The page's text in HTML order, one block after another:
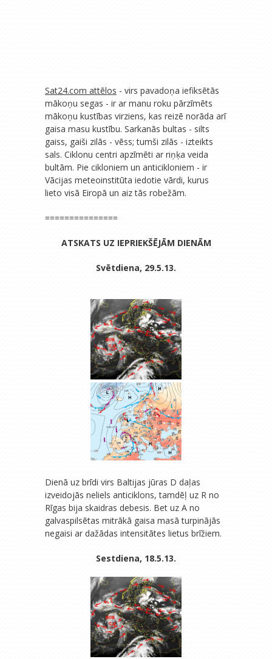
Sat24.com attēlos - virs pavadoņa iefiksētās
mākoņu segas - ir ar manu roku pārzīmēts
mākoņu kustības virziens, kas reizē norāda arī
gaisa masu kustību. Sarkanās bultas - silts
gaiss, gaiši zilās - vēss; tumši zilās - izteikts
sals. Ciklonu centri apzīmēti ar riņķa veida
bultām. Pie cikloniem un anticikloniem - ir
Vācijas meteoinstitūta iedotie vārdi, kurus
lieto visā Eiropā un aiz tās robežām.
===============
ATSKATS UZ IEPRIEKŠĒJĀM DIENĀM
Svētdiena, 29.5.13.
Dienā uz brīdi virs Baltijas jūras D daļas
izveidojās neliels anticiklons, tamdēļ uz R no
Rīgas bija skaidras debesis. Bet uz A no
galvaspilsētas mitrākā gaisa masā turpinājās
negaisi ar dažādas intensitātes lietus brīžiem.
Sestdiena, 18.5.13.